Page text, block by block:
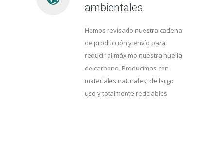
ambientales
Hemos revisado nuestra cadena
de producción y envío para
reducir al máximo nuestra huella
de carbono. Producimos con
materiales naturales, de largo
uso y totalmente reciclables